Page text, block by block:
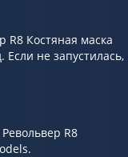
R8 Костяная маска
не запустилась,
R8